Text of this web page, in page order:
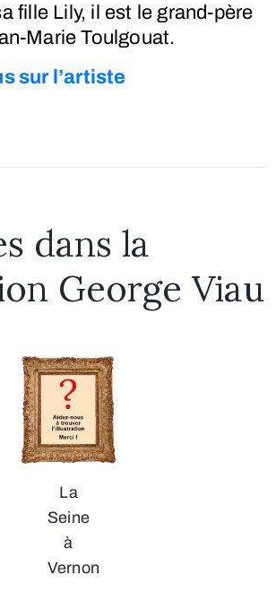
fille Lily, il est le grand-père
Marie Toulgouat.
sur l’artiste
dans la
George Viau
La
Seine
à
Vernon